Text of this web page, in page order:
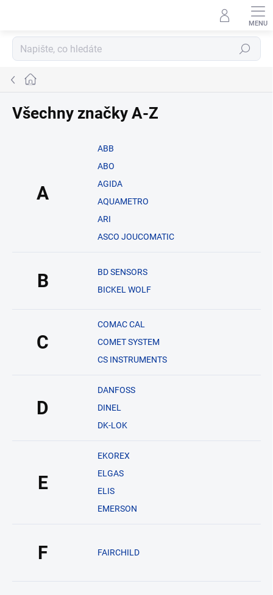
Hledat
Domů
Všechny značky A-Z
A
ABB
ABO
AGIDA
AQUAMETRO
ARI
ASCO JOUCOMATIC
B
BD SENSORS
BICKEL WOLF
C
COMAC CAL
COMET SYSTEM
CS INSTRUMENTS
D
DANFOSS
DINEL
DK-LOK
E
EKOREX
ELGAS
ELIS
EMERSON
F FAIRCHILD